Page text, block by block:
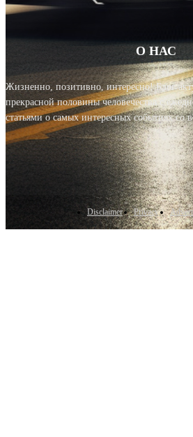
О НАС
Жизненно, позитивно, интересно! Блог
прекрасной половины человечества с
статьями о самых интересных событиях со
Disclaimer Privacy